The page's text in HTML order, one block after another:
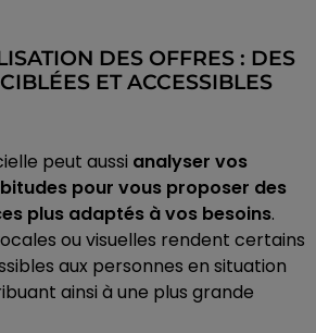
DES OFFRES : DES
ET ACCESSIBLES
peut aussi analyser vos
pour vous proposer des
plus adaptés à vos besoins.
ou visuelles rendent certains
aux personnes en situation
ainsi à une plus grande